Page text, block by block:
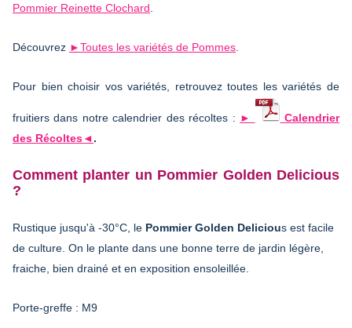
Pommier Reinette Clochard
Découvrez ►Toutes les variétés de Pommes
Pour bien choisir vos variétés, retrouvez toutes les variétés de
fruitiers dans notre calendrier des récoltes : ►
Calendrier
des Récoltes◄.
Comment planter un Pommier Golden Delicious
?
Rustique jusqu'à -30°C, le Pommier Golden Delicious est facile
de culture. On le plante dans une bonne terre de jardin légère,
fraiche, bien drainé et en exposition ensoleillée.
Porte-greffe : M9